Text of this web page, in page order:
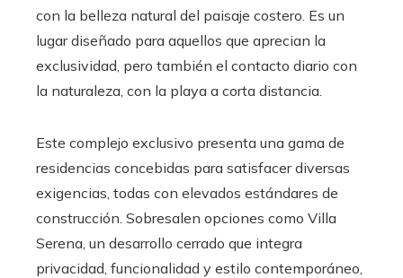
con la belleza natural del paisaje costero. Es un
lugar diseñado para aquellos que aprecian la
exclusividad, pero también el contacto diario con
la naturaleza, con la playa a corta distancia.
Este complejo exclusivo presenta una gama de
residencias concebidas para satisfacer diversas
exigencias, todas con elevados estándares de
construcción. Sobresalen opciones como Villa
Serena, un desarrollo cerrado que integra
privacidad, funcionalidad y estilo contemporáneo,